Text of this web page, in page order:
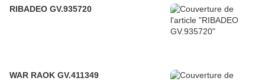
RIBADEO GV.935720
WAR RAOK GV.411349